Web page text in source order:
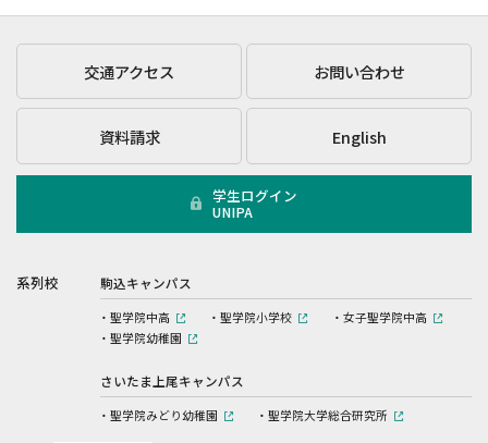
交通アクセス お問い合わせ
資料請求 English
系列校 駒込キャンパス
聖学院中高 聖学院小学校
女子聖学院中高
聖学院幼稚園
さいたま上尾キャンパス
聖学院みどり幼稚園 聖学院大学総合研究所
学生ログイン
UNIPA